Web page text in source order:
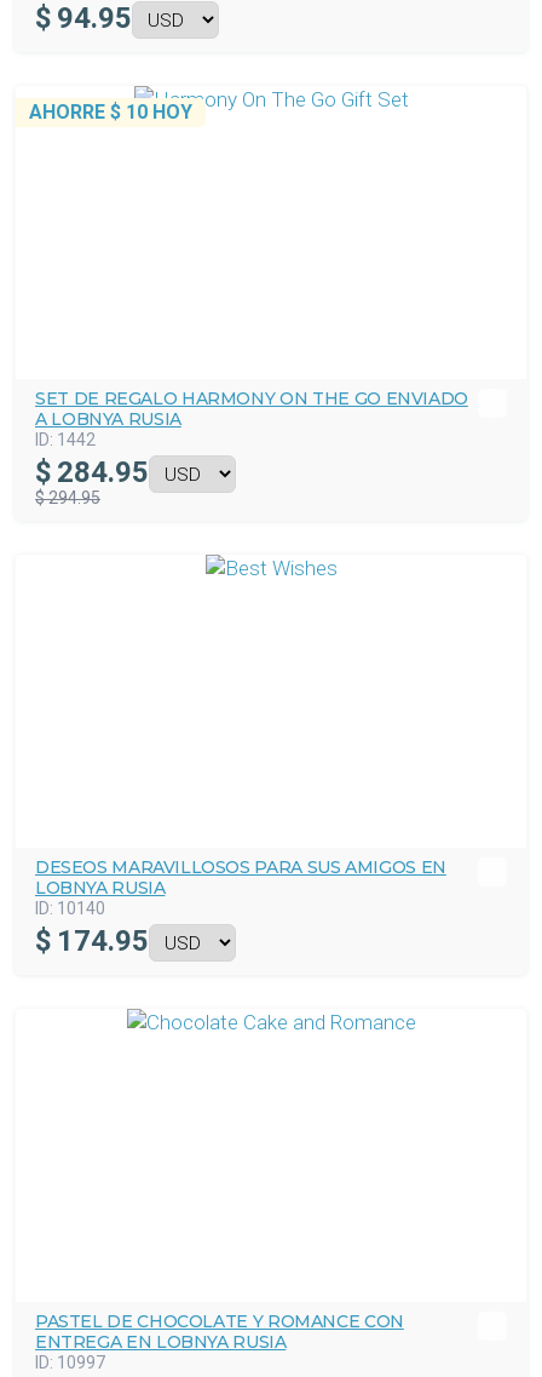
$ 94.95
AHORRE $ 10 HOY
SET DE REGALO HARMONY ON THE GO ENVIADO
A LOBNYA RUSIA
ID: 1442
$ 284.95
$ 294.95
DESEOS MARAVILLOSOS PARA SUS AMIGOS EN
LOBNYA RUSIA
ID: 10140
$ 174.95
PASTEL DE CHOCOLATE Y ROMANCE CON
ENTREGA EN LOBNYA RUSIA
ID: 10997